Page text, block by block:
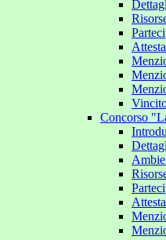
Concorso